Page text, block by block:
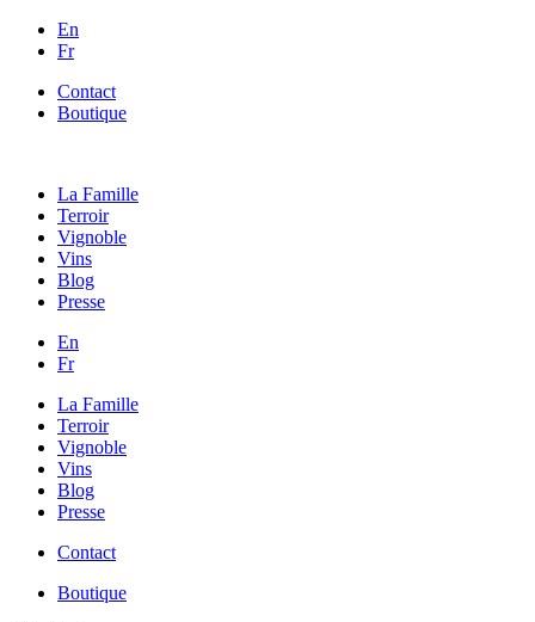
En
Fr
Contact
Boutique
La Famille
Terroir
Vignoble
Vins
Blog
Presse
En
Fr
La Famille
Terroir
Vignoble
Vins
Blog
Presse
Contact
Boutique